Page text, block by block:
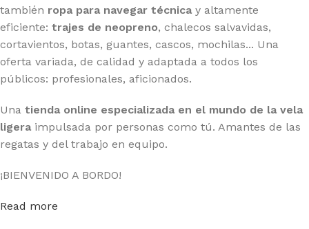
también ropa para navegar técnica y altamente
eficiente: trajes de neopreno, chalecos salvavidas,
cortavientos, botas, guantes, cascos, mochilas... Una
oferta variada, de calidad y adaptada a todos los
públicos: profesionales, aficionados.
Una tienda online especializada en el mundo de la vela
ligera impulsada por personas como tú. Amantes de las
regatas y del trabajo en equipo.
¡BIENVENIDO A BORDO!
Read more